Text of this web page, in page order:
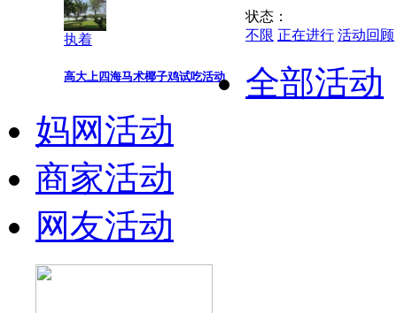
执着
高大上四海马术椰子鸡试吃活动
状态：
不限 正在进行 活动回顾
全部活动
妈网活动
商家活动
网友活动